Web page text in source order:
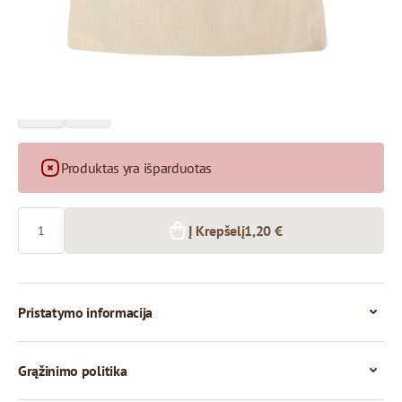
1,20 €
1+ vnt.
Produktas yra išparduotas
Į Krepšelį1,20 €
Pristatymo informacija
Grąžinimo politika